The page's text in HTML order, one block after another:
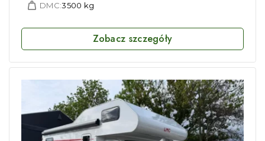
DMC:3500 kg
Zobacz szczegóły